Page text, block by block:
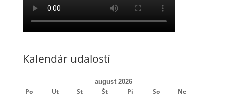
Kalendár udalostí
august 2026
Po Ut St Št Pi So
Ne